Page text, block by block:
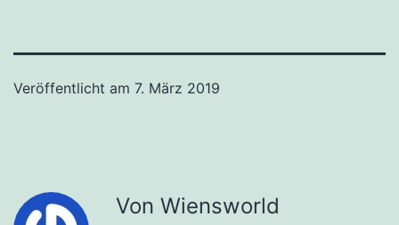
Veröffentlicht am 7. März 2019
Von Wiensworld